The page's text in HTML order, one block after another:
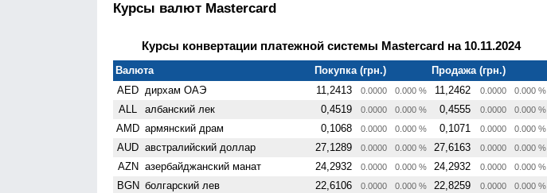
Курсы валют Mastercard
Курсы конвертации платежной системы Mastercard на 10.11.2024
Валюта Покупка (грн.)
Продажа (грн.)
AED дирхам ОАЭ 11,2413 0.0000 0.000 % 11,2462 0.0000 0.000 %
ALL албанский лек 0,4519 0.0000 0.000 % 0,4555 0.0000 0.000 %
AMD армянский драм 0,1068 0.0000 0.000 % 0,1071 0.0000 0.000 %
AUD австралийский доллар 27,1289 0.0000 0.000 % 27,6163 0.0000 0.000 %
AZN азербайджанский манат 24,2932 0.0000 0.000 % 24,2932 0.0000 0.000 %
BGN болгарский лев 22,6106 0.0000 0.000 % 22,8259 0.0000 0.000 %